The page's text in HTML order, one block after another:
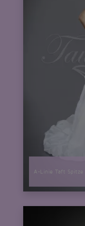
A-Linie Taft Spitze